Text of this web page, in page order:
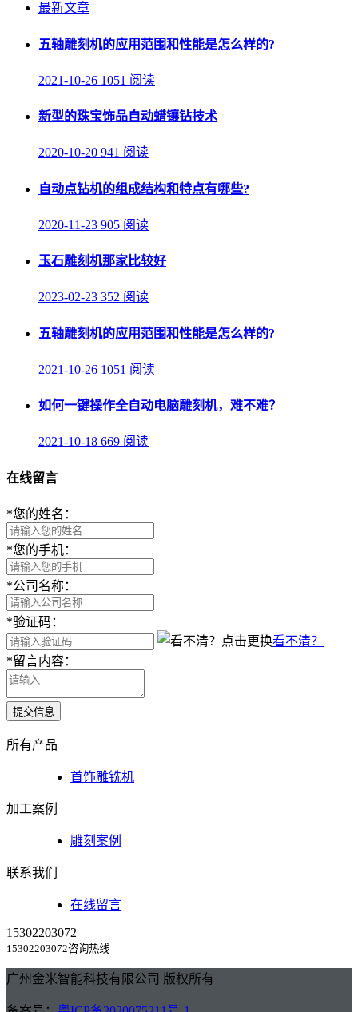
最新文章
五轴雕刻机的应用范围和性能是怎么样的?
2021-10-26 1051 阅读
新型的珠宝饰品自动蜡镶钻技术
2020-10-20 941 阅读
自动点钻机的组成结构和特点有哪些?
2020-11-23 905 阅读
玉石雕刻机那家比较好
2023-02-23 352 阅读
五轴雕刻机的应用范围和性能是怎么样的?
2021-10-26 1051 阅读
如何一键操作全自动电脑雕刻机，难不难？
2021-10-18 669 阅读
在线留言
*您的姓名：
*您的手机：
*公司名称：
*验证码：
看不清？
*留言内容：
提交信息
所有产品
首饰雕铣机
加工案例
雕刻案例
联系我们
在线留言
15302203072
15302203072咨询热线
广州金米智能科技有限公司 版权所有